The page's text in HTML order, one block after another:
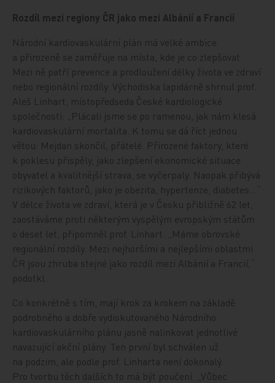
Rozdíl mezi regiony ČR jako mezi Albánií a Francií
Národní kardiovaskulární plán má velké ambice
a přirozeně se zaměřuje na místa, kde je co zlepšovat.
Mezi ně patří prevence a prodloužení délky života ve zdraví
nebo regionální rozdíly. Východiska lapidárně shrnul prof.
Aleš Linhart, místopředseda České kardiologické
společnosti: „Plácali jsme se po ramenou, jak nám klesá
kardiovaskulární mortalita. K tomu se dá říct jednou
větou: Mejdan skončil, přátelé. Přirozené faktory, které
k poklesu přispěly, jako zlepšení ekonomické situace
obyvatel a kvalitnější strava, se vyčerpaly. Naopak přibývá
rizikových faktorů, jako je obezita, hypertenze, diabetes…“
V délce života ve zdraví, která je v Česku přibližně 62 let,
zaostáváme proti některým vyspělým evropským státům
o deset let, připomněl prof. Linhart. „Máme obrovské
regionální rozdíly. Mezi nejhoršími a nejlepšími oblastmi
ČR jsou zhruba stejné jako rozdíl mezi Albánií a Francií,“
podotkl.
Co konkrétně s tím, mají krok za krokem na základě
podrobného a dobře vydiskutovaného Národního
kardiovaskulárního plánu jasně nalinkovat jednotlivé
navazující akční plány. Ten první byl schválen už
na podzim, ale podle prof. Linharta není dokonalý.
Pro tvorbu těch dalších to má být poučení. „Vůbec